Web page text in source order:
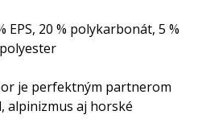
EPS, 20 % polykarbonát, 5 %
je perfektným partnerom
alpinizmus aj horské